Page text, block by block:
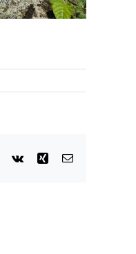
Pinterest
Vk Xing Email